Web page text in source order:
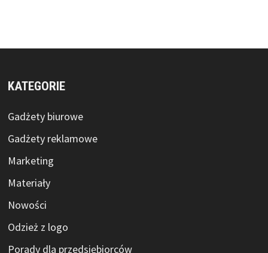
KATEGORIE
Gadżety biurowe
Gadżety reklamowe
Marketing
Materiały
Nowości
Odzież z logo
Porady dla przedsiębiorców